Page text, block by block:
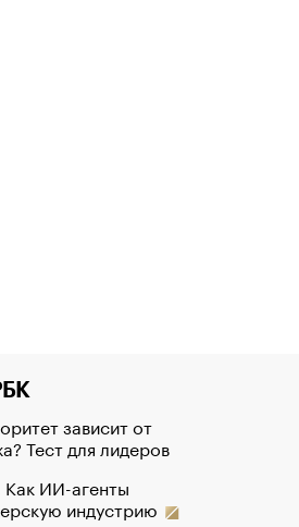
зависит от
Тест для лидеров
ИИ-агенты
индустрию